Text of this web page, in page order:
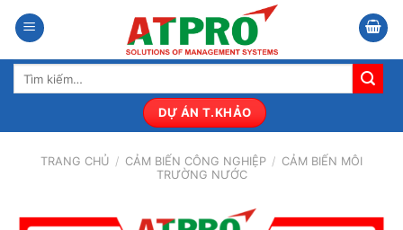
qua
nội
dung
Tìm
DỰ ÁN T.KHẢO
TRANG CHỦ / CẢM BIẾN CÔNG NGHIỆP / CẢM BIẾN MÔI
TRƯỜNG NƯỚC